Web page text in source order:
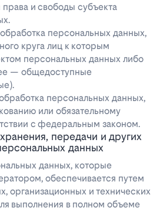
и свободы субъекта
персональных данных,
круга лиц к которым
персональных данных либо
— общедоступные
персональных данных,
или обязательному
с федеральным законом.
передачи и других
данных
данных, которые
обеспечивается путем
организационных и технических
выполнения в полном объеме